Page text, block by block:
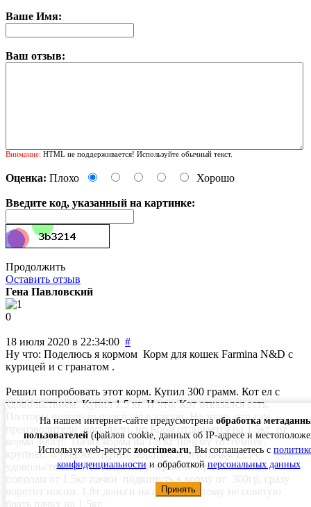
На нашем интернет-сайте предусмотренаобработка
пользователей (файлов cookie, данных об IP-адресе и
Используя web-ресурс zoocrimea.ru, Вы соглашаетесь с
конфиденциальностии обработкой персональных данных
Принять
Ваше Имя:
Ваш отзыв:
Внимание: HTML не поддерживается! Используйте обычный текст.
Оценка: Плохо Хорошо
Введите код, указанный на картинке:
Продолжить
Оставить отзыв
Гена Павловский
0
18 июля 2020 в 22:34:00 #
Ну что: Поделюсь я кормом Корм для кошек Farmina N&D с
курицей и с гранатом .
Решил попробовать этот корм. Купил 300 грамм. Кот ел с
удовольствием. Купил 1.5 кг. И что: Кот отказался есть.
Полторы недели пытался, не в какую. Не знаю, что там
производители насыпали, но Корм отличается на 1.5кг от
корма 300гр. Пачка корма на 1.5 кг почему то темнее,
крупнее, и тверже. Купил обратно 300гр пачку. Ест с
удовольствием. Пытался пару зернышек разломивших
пополам от 1.5кг пачки подкинуть к корму от 300гр, сразу
воротит носом. 1.8т деньги на ветер. Поэтому не советую
брать пачку на 1.5кг.